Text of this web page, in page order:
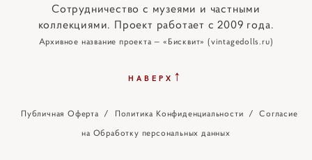
Сотрудничество с музеями и частными
коллекциями. Проект работает с 2009 года.
Архивное название проекта — «Бисквит» (vintagedolls.ru)
НАВЕРХ ↑
Публичная Оферта / Политика Конфиденциальности /Согласие
на Обработку персональных данных